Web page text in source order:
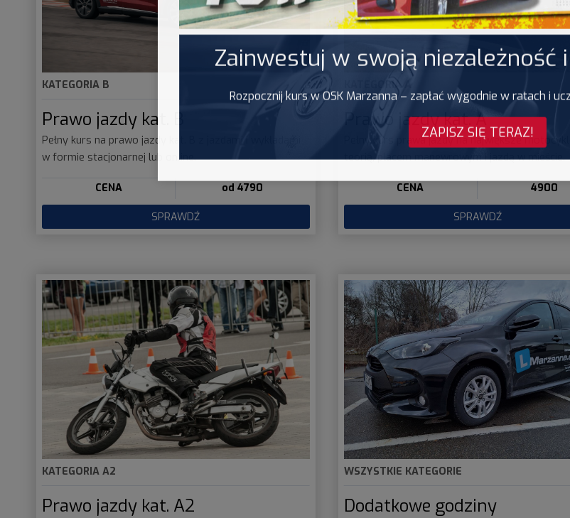
KATEGORIA B
Prawo jazdy kat. B
Pełny kurs na prawo jazdy kat. B z jazdami i wykładami
w formie stacjonarnej lub online.
CENA od 4790
SPRAWDŹ
KATEGORIA
Prawo jazdy kat. A
Pełny kurs prawa jazdy na największe
teorią, placem manewrowym i jazdą w mieście.
CENA 4900
SPRAWDŹ
KATEGORIA A2
Prawo jazdy kat. A2
WSZYSTKIE KATEGORIE
Dodatkowe godziny
Zainwestuj w swoją niezależność
Rozpocznij kurs w OSK Marzanna – zapłać wygodnie w ratach i
ZAPISZ SIĘ TERAZ!